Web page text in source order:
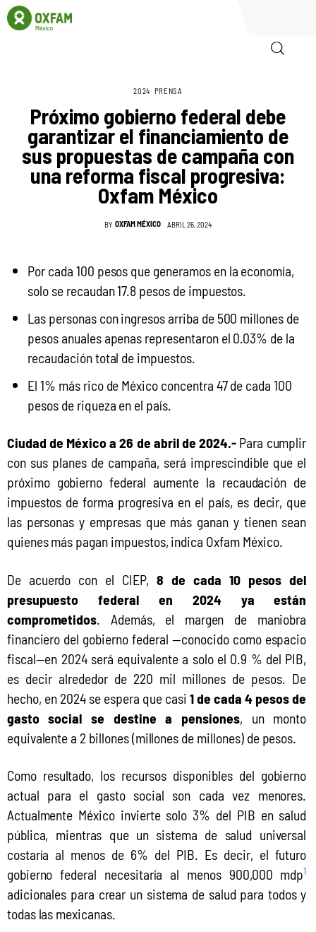
Quienes somos
Igualadas
2024 PRENSA
Próximo gobierno federal debe
garantizar el financiamiento de
sus propuestas de campaña con
una reforma fiscal progresiva:
Oxfam México
BY OXFAM MÉXICO ABRIL 26, 2024
Por cada 100 pesos que generamos en la economía,
solo se recaudan 17.8 pesos de impuestos.
Las personas con ingresos arriba de 500 millones de
pesos anuales apenas representaron el 0.03% de la
recaudación total de impuestos.
El 1% más rico de México concentra 47 de cada 100
pesos de riqueza en el país.
Ciudad de México a 26 de abril de 2024.- Para cumplir
con sus planes de campaña, será imprescindible que el
próximo gobierno federal aumente la recaudación de
impuestos de forma progresiva en el país, es decir, que
las personas y empresas que más ganan y tienen sean
quienes más pagan impuestos, indica Oxfam México.
De acuerdo con el CIEP, 8 de cada 10 pesos del
presupuesto federal en 2024 ya están
comprometidos. Además, el margen de maniobra
financiero del gobierno federal —conocido como espacio
fiscal—en 2024 será equivalente a solo el 0.9 % del PIB,
es decir alrededor de 220 mil millones de pesos. De
hecho, en 2024 se espera que casi 1 de cada 4 pesos de
gasto social se destine a pensiones, un monto
equivalente a 2 billones (millones de millones) de pesos.
Como resultado, los recursos disponibles del gobierno
actual para el gasto social son cada vez menores.
Actualmente México invierte solo 3% del PIB en salud
pública, mientras que un sistema de salud universal
costaría al menos de 6% del PIB. Es decir, el futuro
gobierno federal necesitaría al menos 900,000 mdp1
adicionales para crear un sistema de salud para todos y
todas las mexicanas.